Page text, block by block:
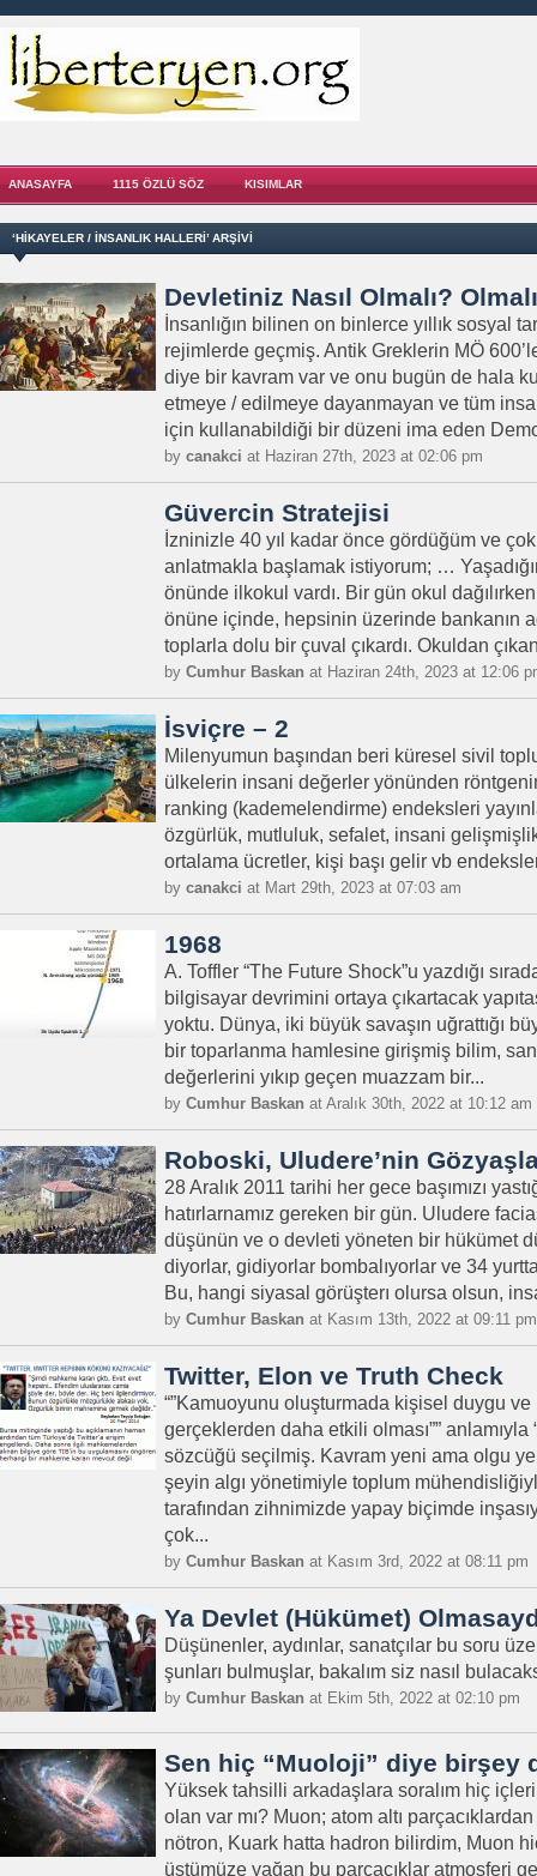
ANASAYFA 1115 ÖZLÜ SÖZ KISIMLAR
‘HIKAYELER / İNSANLIK HALLERI’ ARŞIVI
Devletiniz Nasıl Olmalı?
İnsanlığın bilinen on binlerce yıllık sosyal
rejimlerde geçmiş. Antik Greklerin MÖ
diye bir kavram var ve onu bugün de hala
etmeye / edilmeye dayanmayan ve tüm
için kullanabildiği bir düzeni ima eden
by canakci at Haziran 27th, 2023 at 02:06 pm
Güvercin Stratejisi
İzninizle 40 yıl kadar önce gördüğüm ve
anlatmakla başlamak istiyorum; …
önünde ilkokul vardı. Bir gün okul
önüne içinde, hepsinin üzerinde bankanın
toplarla dolu bir çuval çıkardı. Okuldan
by Cumhur Baskan at Haziran 24th, 2023 at 12:06
İsviçre – 2
Milenyumun başından beri küresel sivil
ülkelerin insani değerler yönünden
ranking (kademelendirme) endeksleri
özgürlük, mutluluk, sefalet, insani
ortalama ücretler, kişi başı gelir vb
by canakci at Mart 29th, 2023 at 07:03 am
1968
A. Toffler “The Future Shock”u yazdığı
bilgisayar devrimini ortaya çıkartacak
yoktu. Dünya, iki büyük savaşın uğrattığı
bir toparlanma hamlesine girişmiş bilim,
değerlerini yıkıp geçen muazzam bir...
by Cumhur Baskan at Aralık 30th, 2022 at 10:12 am
Roboski, Uludere’nin
28 Aralık 2011 tarihi her gece başımızı
hatırlarnamız gereken bir gün. Uludere
düşünün ve o devleti yöneten bir hükümet
diyorlar, gidiyorlar bombalıyorlar ve 34
Bu, hangi siyasal görüşterı olursa olsun,
by Cumhur Baskan at Kasım 13th, 2022 at 09:11 pm
Twitter, Elon ve Truth Check
“”Kamuoyunu oluşturmada kişisel duygu
gerçeklerden daha etkili olması”” anlamıyla
sözcüğü seçilmiş. Kavram yeni ama olgu
şeyin algı yönetimiyle toplum
tarafından zihnimizde yapay biçimde
çok...
by Cumhur Baskan at Kasım 3rd, 2022 at 08:11 pm
Ya Devlet (Hükümet)
Düşünenler, aydınlar, sanatçılar bu soru
şunları bulmuşlar, bakalım siz nasıl
by Cumhur Baskan at Ekim 5th, 2022 at 02:10 pm
Sen hiç “Muoloji” diye birşey
Yüksek tahsilli arkadaşlara soralım hiç
olan var mı? Muon; atom altı
nötron, Kuark hatta hadron bilirdim, Muon
üstümüze yağan bu parçacıklar atmosferi